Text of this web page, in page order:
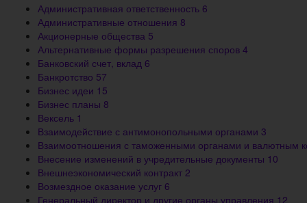
Административная ответственность 6
Административные отношения 8
Акционерные общества 5
Альтернативные формы разрешения споров 4
Банковский счет, вклад 6
Банкротство 57
Бизнес идеи 15
Бизнес планы 8
Вексель 1
Взаимодействие с антимонопольными органами 3
Взаимоотношения с таможенными органами и валютным
Внесение изменений в учредительные документы 10
Внешнеэкономический контракт 2
Возмездное оказание услуг 6
Генеральный директор и другие органы управления 12